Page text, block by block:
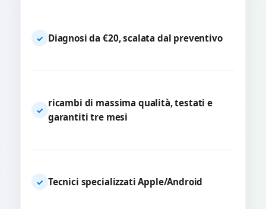
✓ Diagnosi da €20, scalata dal preventivo
✓
ricambi di massima qualità, testati e
garantiti tre mesi
✓ Tecnici specializzati Apple/Android